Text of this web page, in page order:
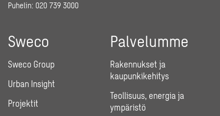
Puhelin: 020 739 3000
Sweco
Sweco Group
Urban Insight
Projektit
Palvelumme
Rakennukset ja
kaupunkikehitys
Teollisuus, energia ja
ympäristö